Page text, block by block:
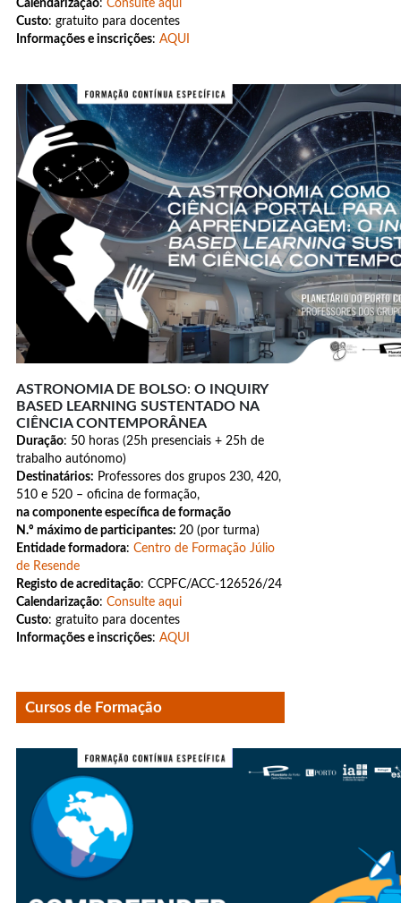
Calendarização:Consulte aqui
Custo: gratuito para docentes
Informações e inscrições:AQUI
ASTRONOMIA DE BOLSO:O INQUIRY
BASED LEARNING SUSTENTADO NA
CIÊNCIA CONTEMPORÂNEA
Duração: 50 horas (25h presenciais + 25h de
trabalho autónomo)
Destinatários: Professores dos grupos 230, 420,
510 e 520 – oficina de formação,
na componente específica de formação
N.º máximo de participantes: 20 (por turma)
Entidade formadora:Centro de Formação Júlio
de Resende
Registo de acreditação: CCPFC/ACC-126526/24
Calendarização:Consulte aqui
Custo: gratuito para docentes
Informações e inscrições:AQUI
Cursos de Formação